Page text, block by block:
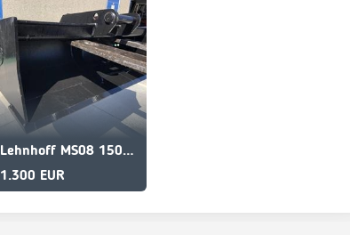
Lehnhoff MS08 1500mm
1.300 EUR